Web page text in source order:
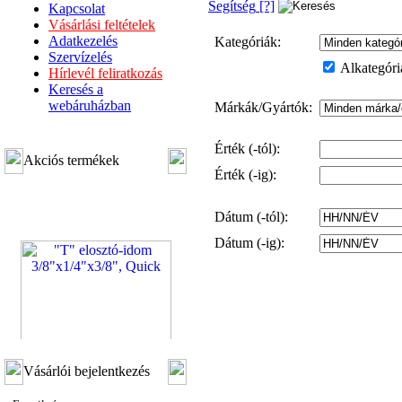
Kapcsolat
Vásárlási feltételek
Adatkezelés
Szervízelés
Hírlevél feliratkozás
Keresés a
webáruházban
Akciós termékek
3/8"x1/4"x3/8", Quick
Vásárlói bejelentkezés
Segítség [?]
Kategóriák:
Márkák/Gyártók:
Érték (-tól):
Érték (-ig):
Dátum (-tól):
Dátum (-ig):